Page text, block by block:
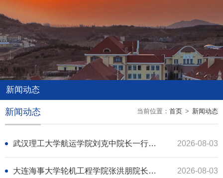
新闻动态
当前位置： 首页 > 新闻动态
新闻动态
武汉理工大学航运学院刘克中院长一行到访交流 2026-08-03
大连海事大学轮机工程学院张洪朋院长一行到访交流 2026-08-03